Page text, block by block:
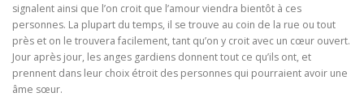
signalent ainsi que l’on croit que l’amour viendra bientôt à ces
personnes. La plupart du temps, il se trouve au coin de la rue ou tout
près et on le trouvera facilement, tant qu’on y croit avec un cœur ouvert.
Jour après jour, les anges gardiens donnent tout ce qu’ils ont, et
prennent dans leur choix étroit des personnes qui pourraient avoir une
âme sœur.